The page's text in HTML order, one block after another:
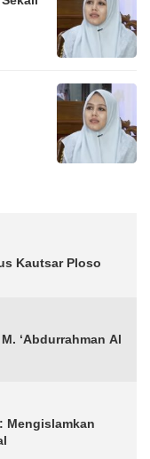
Kautsar Ploso
‘Abdurrahman Al
Mengislamkan